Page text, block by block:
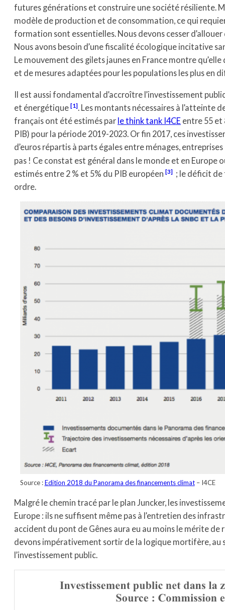
futures générations et construire une société résiliente.
modèle de production et de consommation, ce qui
formation sont essentielles. Nous devons cesser
Nous avons besoin d’une fiscalité écologique incitative
Le mouvement des gilets jaunes en France montre
et de mesures adaptées pour les populations les plus en
Il est aussi fondamental d’accroître l’investissement
et énergétique [1]. Les montants nécessaires à l’atteinte
français ont été estimés par le think tank I4CE entre 55 et
PIB) pour la période 2019-2023. Or fin 2017, ces
d’euros répartis à parts égales entre ménages,
pas ! Ce constat est général dans le monde et en Europe
estimés entre 2 % et 5% du PIB européen [3] ; le déficit
ordre.
Source :Edition 2018 du Panorama des financements climat– I4CE
Malgré le chemin tracé par le plan Juncker, les
Europe : ils ne suffisent même pas à l’entretien des
accident du pont de Gênes aura eu au moins le mérite de
devons impérativement sortir de la logique mortifère, au
l’investissement public.